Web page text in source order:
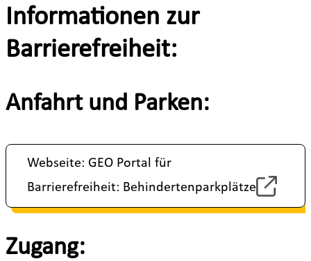
Informationen zur
Barrierefreiheit:
Anfahrt und Parken:
Webseite: GEO Portal für
Barrierefreiheit: Behindertenparkplätze
Zugang: